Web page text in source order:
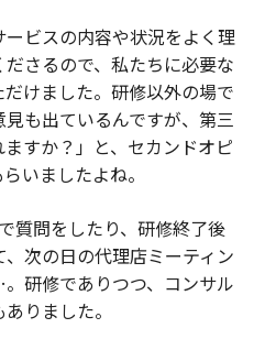
ービスの内容や状況をよく理
さるので、私たちに必要な
けました。研修以外の場で
も出ているんですが、第三
すか？」と、セカンドオピ
いましたよね。
質問をしたり、研修終了後
次の日の代理店ミーティン
研修でありつつ、コンサル
りました。